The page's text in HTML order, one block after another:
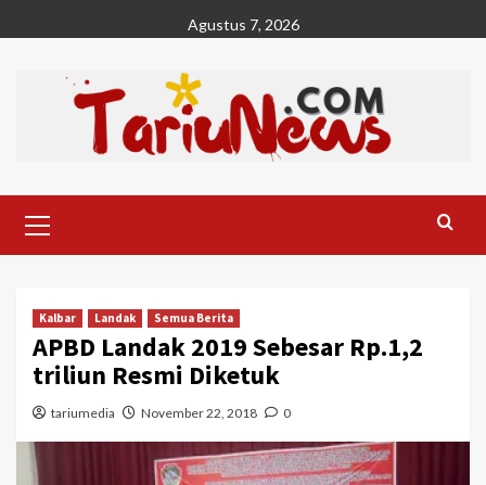
to
Agustus 7, 2026
Menu
Kalbar Landak Semua Berita
APBD Landak 2019 Sebesar Rp.1,2
triliun Resmi Diketuk
tariumedia November 22, 2018 0